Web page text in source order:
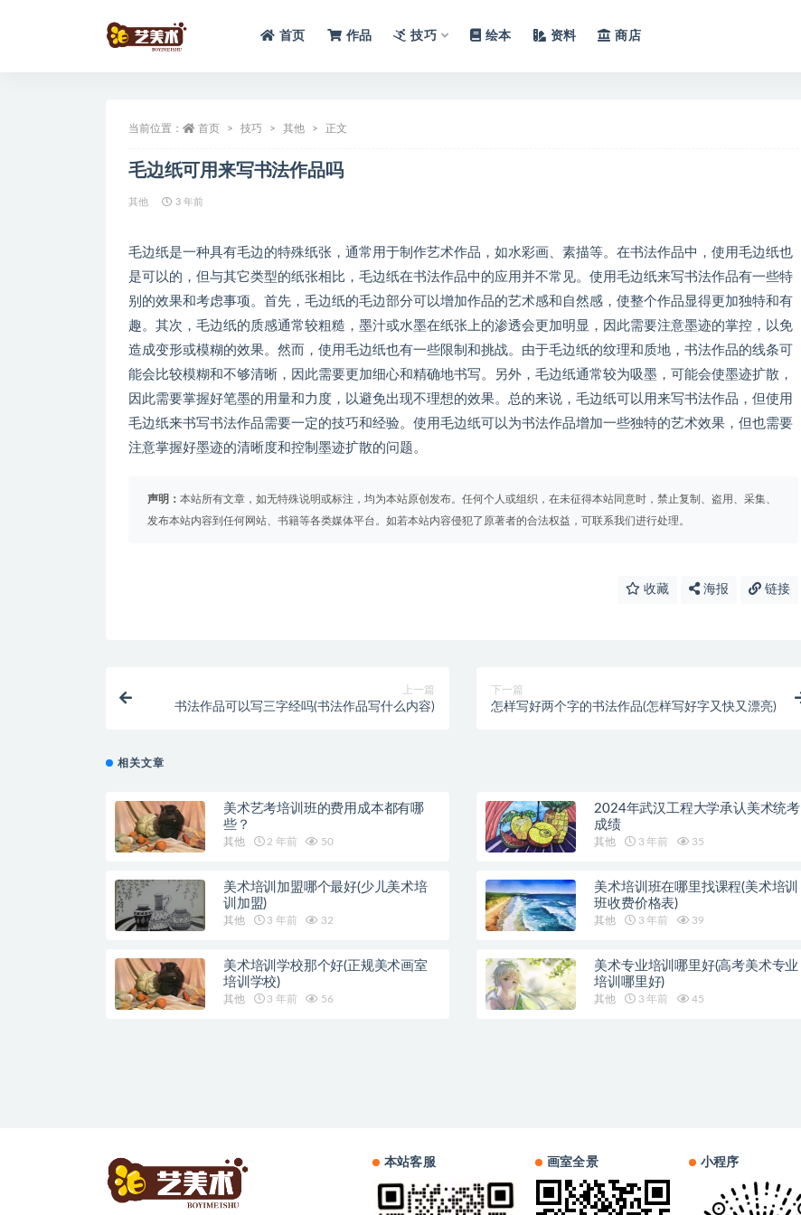
首页 作品 技巧 绘本 资料 商店
当前位置： 首页 技巧 其他 正文
毛边纸可用来写书法作品吗
其他 3 年前
毛边纸是一种具有毛边的特殊纸张，通常用于制作艺术作品，如水彩画、素描等。在书法作品中，使用毛边纸也
是可以的，但与其它类型的纸张相比，毛边纸在书法作品中的应用并不常见。使用毛边纸来写书法作品有一些特
别的效果和考虑事项。首先，毛边纸的毛边部分可以增加作品的艺术感和自然感，使整个作品显得更加独特和有
趣。其次，毛边纸的质感通常较粗糙，墨汁或水墨在纸张上的渗透会更加明显，因此需要注意墨迹的掌控，以免
造成变形或模糊的效果。然而，使用毛边纸也有一些限制和挑战。由于毛边纸的纹理和质地，书法作品的线条可
能会比较模糊和不够清晰，因此需要更加细心和精确地书写。另外，毛边纸通常较为吸墨，可能会使墨迹扩散，
因此需要掌握好笔墨的用量和力度，以避免出现不理想的效果。总的来说，毛边纸可以用来写书法作品，但使用
毛边纸来书写书法作品需要一定的技巧和经验。使用毛边纸可以为书法作品增加一些独特的艺术效果，但也需要
注意掌握好墨迹的清晰度和控制墨迹扩散的问题。
声明： 本站所有文章，如无特殊说明或标注，均为本站原创发布。任何个人或组织，在未征得本站同意时，禁止复制、盗用、采集、
发布本站内容到任何网站、书籍等各类媒体平台。如若本站内容侵犯了原著者的合法权益，可联系我们进行处理。
收藏 海报 链接
上一篇
书法作品可以写三字经吗(书法作品写什么内容)
下一篇
怎样写好两个字的书法作品(怎样写好字又快又漂亮)
相关文章
美术艺考培训班的费用成本都有哪
些？
其他 2 年前 50
2024年武汉工程大学承认美术统考
成绩
其他 3 年前 35
美术培训加盟哪个最好(少儿美术培
训加盟)
其他 3 年前 32
美术培训班在哪里找课程(美术培训
班收费价格表)
其他 3 年前 39
美术培训学校那个好(正规美术画室
培训学校)
其他 3 年前 56
美术专业培训哪里好(高考美术专业
培训哪里好)
其他 3 年前 45
本站客服 画室全景 小程序